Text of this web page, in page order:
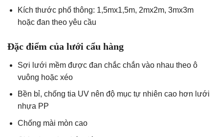
Kích thước phổ thông: 1,5mx1,5m, 2mx2m, 3mx3m
hoặc đan theo yêu cầu
Đặc điểm của lưới cẩu hàng
Sợi lưới mềm được đan chắc chắn vào nhau theo ô
vuông hoặc xéo
Bền bỉ, chống tia UV nên độ mục tự nhiên cao hơn lưới
nhựa PP
Chống mài mòn cao